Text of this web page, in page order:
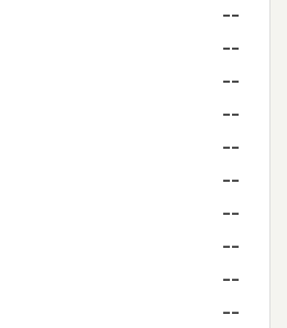
--
--
--
--
--
--
--
--
--
--